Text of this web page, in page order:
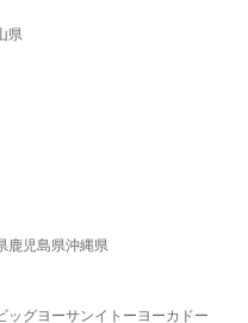
県
鹿児島県沖縄県
ッグヨーサンイトーヨーカドー